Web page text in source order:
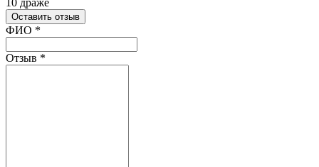
Оставить отзыв
Ваш отзыв был отправлен!
ФИО *
Отзыв *